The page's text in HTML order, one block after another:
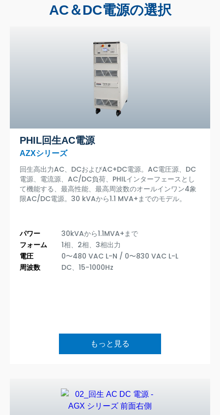
AC＆DC電源の選択
PHIL回生AC電源
AZXシリーズ
回生高出力AC、DCおよびAC+DC電源。AC電圧源、DC
電源、電流源、AC/DC負荷、PHILインターフェースとし
て機能する、最高性能、最高周波数のオールインワン4象
限AC/DC電源。30 kVAから1.1 MVA+までのモデル。
パワー
30kVAから1.1MVA+まで
フォーム
1相、2相、3相出力
電圧
0〜480 VAC L-N / 0〜830 VAC L-L
周波数
DC、15-1000Hz
もっと見る